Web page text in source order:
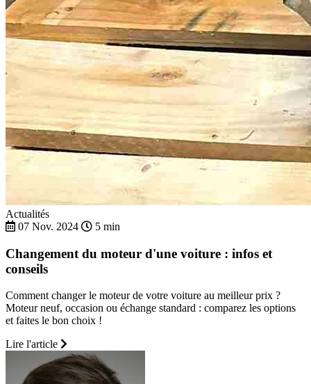
Actualités
07 Nov. 2024
5 min
Changement du moteur d'une voiture : infos et
conseils
Comment changer le moteur de votre voiture au meilleur prix ?
Moteur neuf, occasion ou échange standard : comparez les options
et faites le bon choix !
Lire l'article